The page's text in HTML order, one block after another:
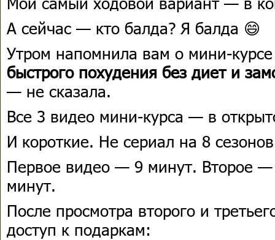
А сейчас — кто балда? Я балда 😄
Утром напомнила вам о мини-
быстрого похудения без диет и
— не сказала.
Все 3 видео мини-курса — в
И короткие. Не сериал на 8
Первое видео — 9 минут. Второе
минут.
После просмотра второго и
доступ к подаркам: